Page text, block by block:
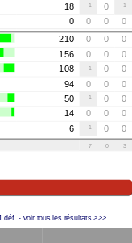
18 1 0 1
0 0 0 0
210 0 0 0
156 0 0 0
108 1 0 0
94 0 0 0
50 1 0 0
14 0 0 0
6 1 0 0
7 0 3
- voir tous les résultats >>>